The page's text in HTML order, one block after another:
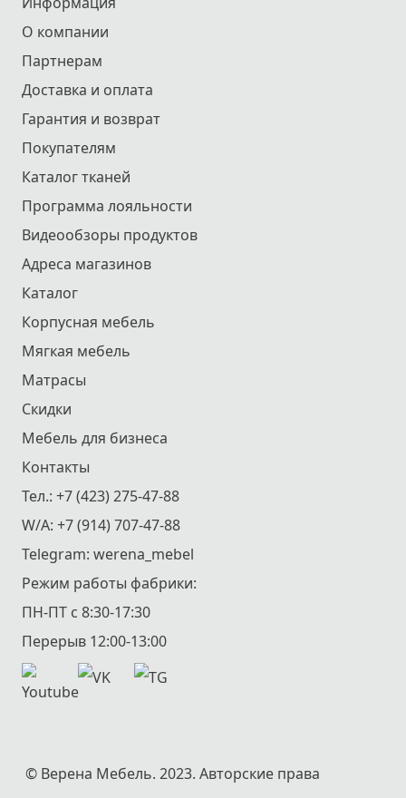
О компании
Партнерам
Доставка и оплата
Гарантия и возврат
Покупателям
Каталог тканей
Программа лояльности
Видеообзоры продуктов
Адреса магазинов
Каталог
Корпусная мебель
Мягкая мебель
Матрасы
Скидки
Мебель для бизнеса
Контакты
Тел.: +7 (423) 275-47-88
W/A: +7 (914) 707-47-88
Telegram: werena_mebel
Режим работы фабрики:
ПН-ПТ с 8:30-17:30
Перерыв 12:00-13:00
© Верена Мебель. 2023. Авторские права